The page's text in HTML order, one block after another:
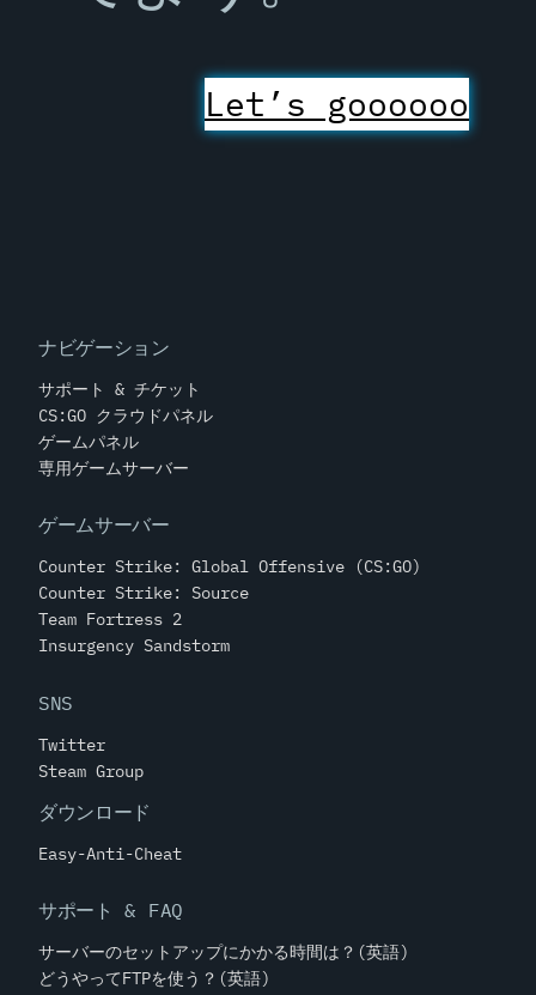
Let’s goooooo
ナビゲーション
サポート & チケット
CS:GO クラウドパネル
ゲームパネル
専用ゲームサーバー
ゲームサーバー
Counter Strike: Global Offensive (CS:GO)
Counter Strike: Source
Team Fortress 2
Insurgency Sandstorm
SNS
Twitter
Steam Group
ダウンロード
Easy-Anti-Cheat
サポート & FAQ
サーバーのセットアップにかかる時間は？(英語)
どうやってFTPを使う？(英語)